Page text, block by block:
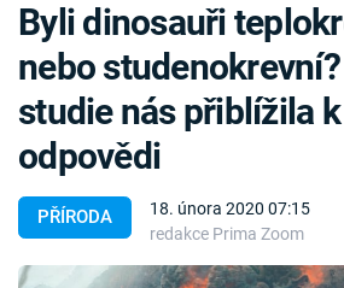
ZÁHADY VETŘELCI DÁVNOVĚKU
Témata
Témata
PŘÍRODA
18. února 2020 07:15
redakce Prima Zoom
Byli dinosauři
nebo
studie nás přiblížila
odpovědi